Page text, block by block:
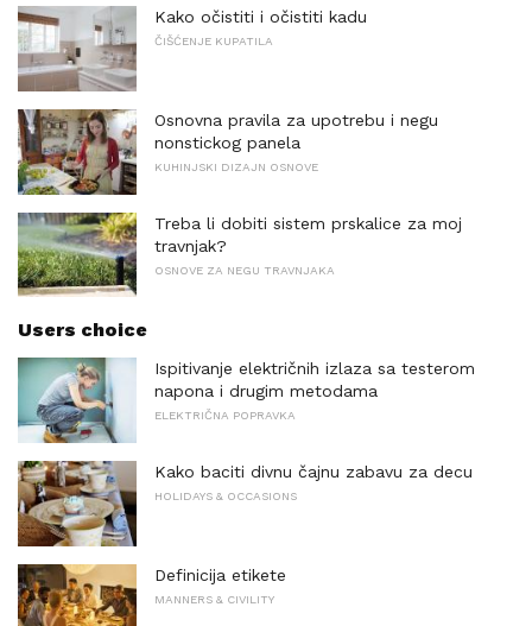
Kako očistiti i očistiti kadu
ČIŠĆENJE KUPATILA
Osnovna pravila za upotrebu i negu
nonstickog panela
KUHINJSKI DIZAJN OSNOVE
Treba li dobiti sistem prskalice za moj
travnjak?
OSNOVE ZA NEGU TRAVNJAKA
Users choice
Ispitivanje električnih izlaza sa testerom
napona i drugim metodama
ELEKTRIČNA POPRAVKA
Kako baciti divnu čajnu zabavu za decu
HOLIDAYS & OCCASIONS
Definicija etikete
MANNERS & CIVILITY